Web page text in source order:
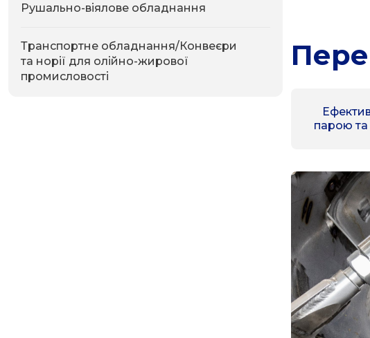
Рушально-віялове обладнання
Транспортне обладнання/Конвеєри
та норії для олійно-жирової
промисловості
парою